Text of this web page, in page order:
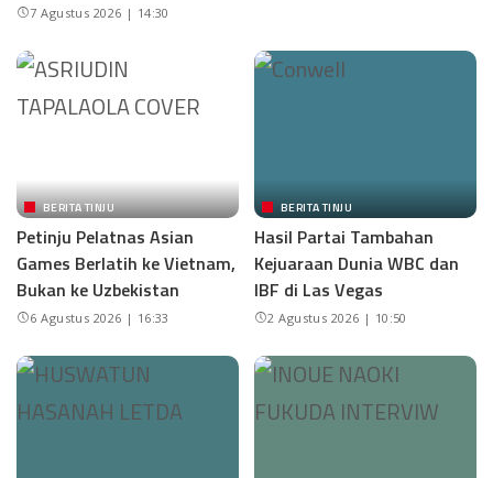
7 Agustus 2026 | 14:30
BERITA TINJU
Petinju Pelatnas Asian
Games Berlatih ke Vietnam,
Bukan ke Uzbekistan
6 Agustus 2026 | 16:33
BERITA TINJU
Hasil Partai Tambahan
Kejuaraan Dunia WBC dan
IBF di Las Vegas
2 Agustus 2026 | 10:50